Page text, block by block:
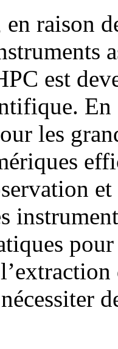
en raison
est
les